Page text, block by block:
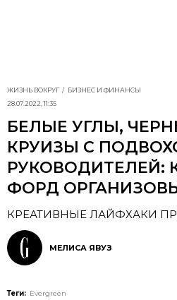
ЖИЗНЬ ВОКРУГ
БИЗНЕС И ФИНАНСЫ
28.07.2022, 11:35
БЕЛЫЕ УГЛЫ,
КРУИЗЫ C
РУКОВОДИТЕЛЕЙ:
ФОРД
КРЕАТИВНЫЕ ЛАЙФХАКИ
МЕЛИСА ЯВУЗ
Теги: Evergreen